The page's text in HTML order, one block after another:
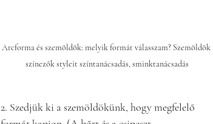
Arcforma és szemöldök: melyik formát válasszam? Szemöldök
színezők styleit színtanácsadás, sminktanácsadás
2. Szedjük ki a szemöldökünk, hogy megfelelő